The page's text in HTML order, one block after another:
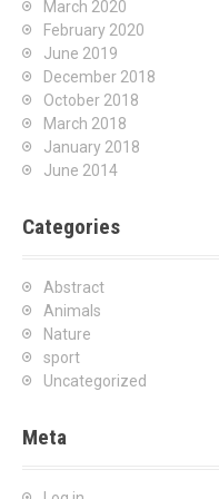
March 2020
February 2020
June 2019
December 2018
October 2018
March 2018
January 2018
June 2014
Categories
Abstract
Animals
Nature
sport
Uncategorized
Meta